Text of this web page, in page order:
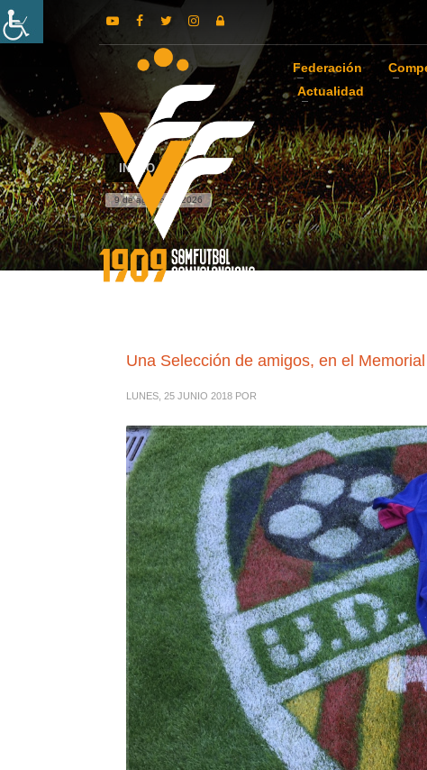
Federación
Actualidad
INICIO
9 de agosto de 2026
Una Selección de amigos, en el
LUNES, 25 JUNIO 2018 POR